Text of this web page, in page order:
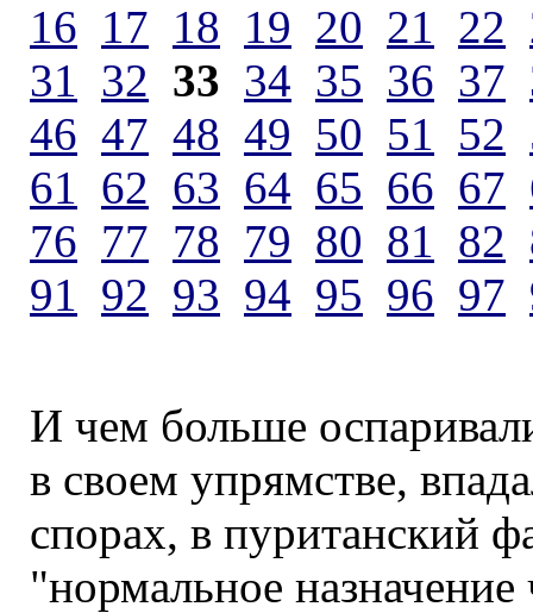
16 17 18 19 20 21 22
31 32 33 34 35 36 37
46 47 48 49 50 51 52
61 62 63 64 65 66 67
76 77 78 79 80 81 82
91 92 93 94 95 96 97
И чем больше
в своем упрямстве,
спорах, в пуританский
"нормальное